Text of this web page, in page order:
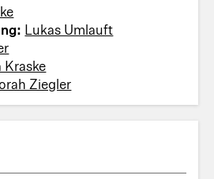
Lukas Umlauft
Ziegler